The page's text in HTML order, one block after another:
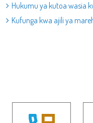
Hukumu ya kutoa wasia
Kufunga kwa ajili ya